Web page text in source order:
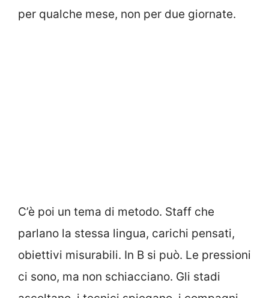
per qualche mese, non per due giornate.
C’è poi un tema di metodo. Staff che
parlano la stessa lingua, carichi pensati,
obiettivi misurabili. In B si può. Le pressioni
ci sono, ma non schiacciano. Gli stadi